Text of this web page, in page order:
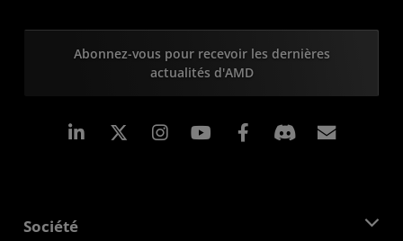
Abonnez-vous pour recevoir les dernières
actualités d'AMD
LinkedIn Instagram Facebook
Société